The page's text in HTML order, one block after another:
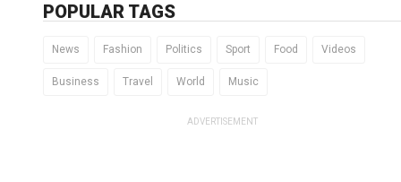
POPULAR TAGS
News Fashion Politics Sport Food Videos
Business Travel World Music
ADVERTISEMENT